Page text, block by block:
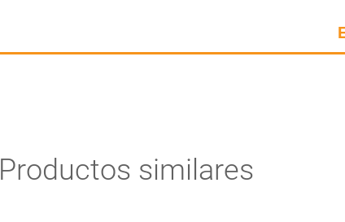
Productos similares